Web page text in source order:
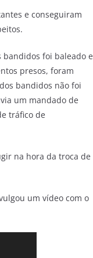
e conseguiram
foi baleado e
presos, foram
bandidos não foi
um mandado de
tráfico de
na hora da troca de
um vídeo com o